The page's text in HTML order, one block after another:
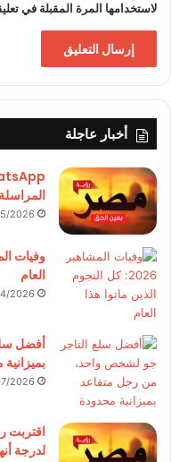
لاستخدامها المرة المقبلة في
أخبار عاجلة
2026
العام
2026
أفضل
2026
اقتربت
لدرجة